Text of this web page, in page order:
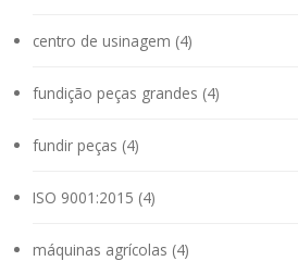
centro de usinagem (4)
fundição peças grandes (4)
fundir peças (4)
ISO 9001:2015 (4)
máquinas agrícolas (4)